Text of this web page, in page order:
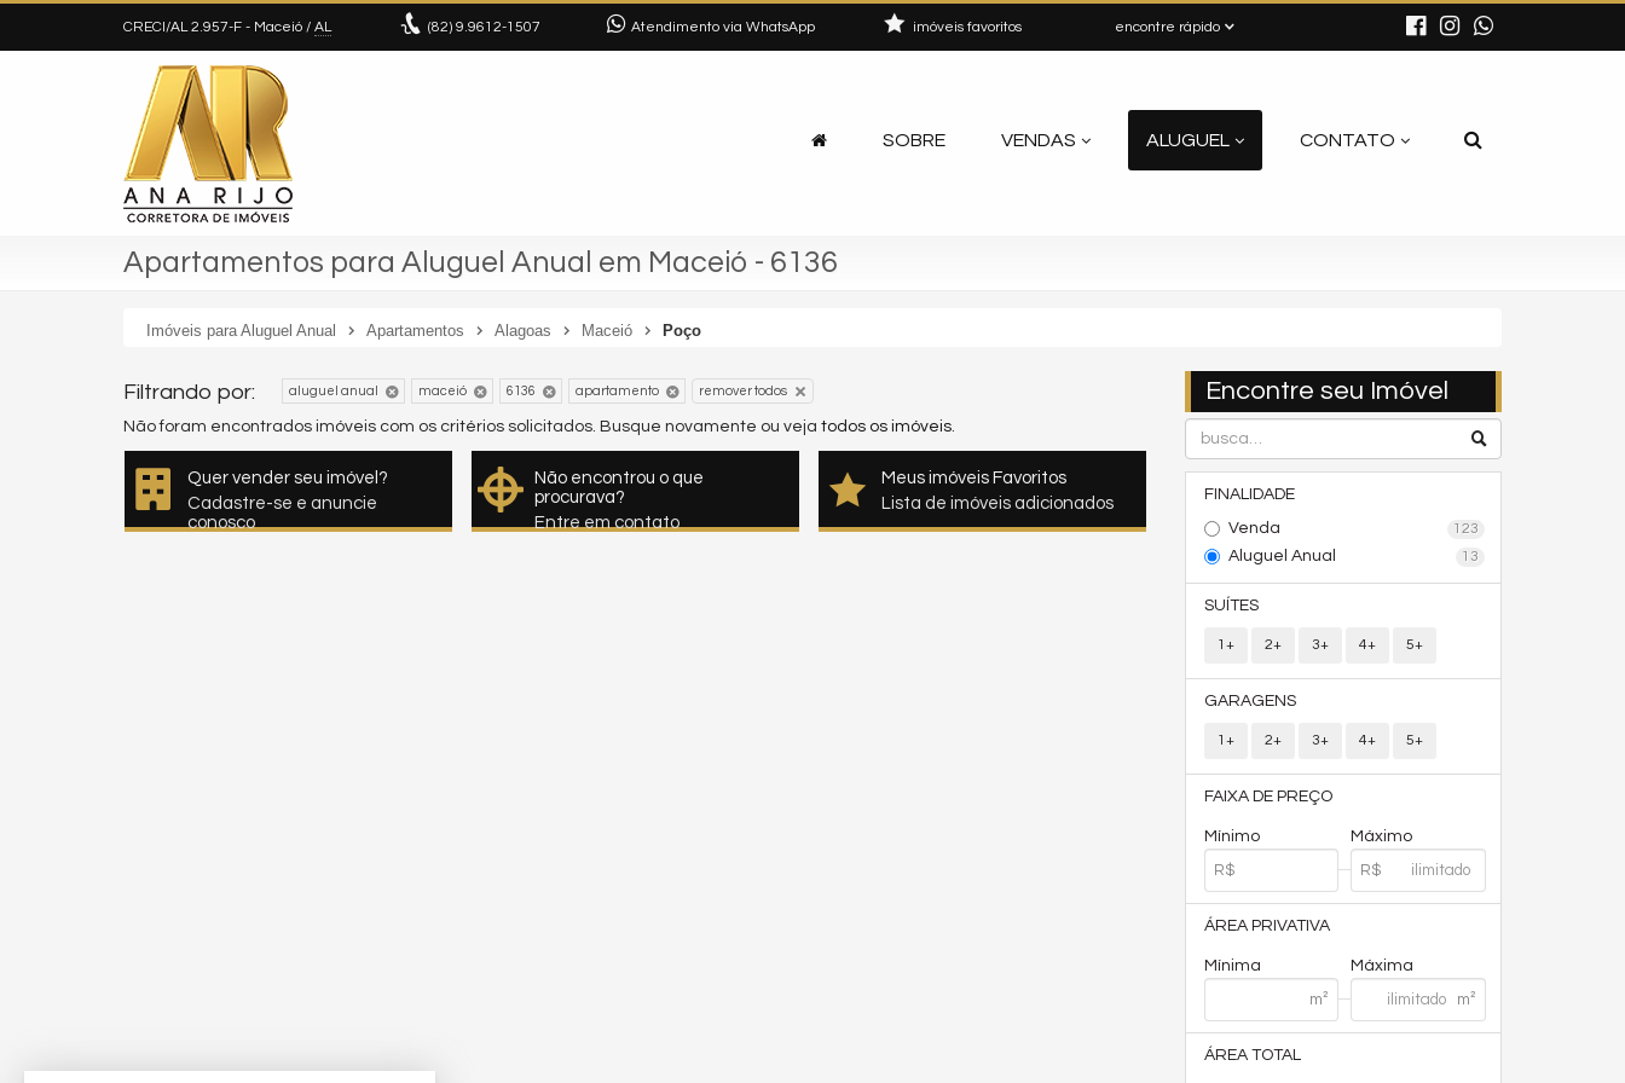
CRECI/AL 2.957-F - Maceió / AL (82) 9.9612-1507 Atendimento via WhatsApp encontre rápido
imóveis favoritos
SOBRE VENDAS ALUGUEL CONTATO
Apartamentos para Aluguel Anual em Maceió - 6136
Imóveis para Aluguel Anual Apartamentos Alagoas Maceió Poço
Encontre seu Imóvel
FINALIDADE
Venda
123
Aluguel Anual 13
SUÍTES
1+ 2+ 3+ 4+ 5+
GARAGENS
1+ 2+ 3+ 4+ 5+
FAIXA DE PREÇO
Mínimo Máximo
ÁREA PRIVATIVA
Mínima Máxima
ÁREA TOTAL
Filtrando por: aluguel anual maceió 6136 apartamento remover todos
Não foram encontrados imóveis com os critérios solicitados. Busque novamente ou veja todos os imóveis.
Quer vender seu imóvel?
Cadastre-se e anuncie
conosco
Não encontrou o que
procurava?
Entre em contato
Meus imóveis Favoritos
Lista de imóveis adicionados